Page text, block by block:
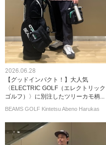
2026.06.28
【グッドインパクト！】大人気
〈ELECTRIC GOLF（エレクトリック
ゴルフ）〉に別注したツリーカモ柄...
BEAMS GOLF Kintetsu Abeno Harukas